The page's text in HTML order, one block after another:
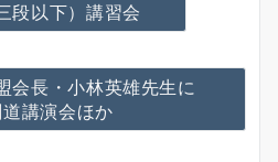
段以下）講習会
会長・小林英雄先生に
講演会ほか